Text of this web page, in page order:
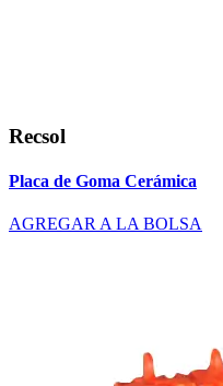
Recsol
Placa de Goma Cerámica
AGREGAR A LA BOLSA